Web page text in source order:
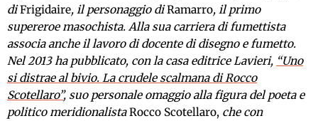
diFrigidaire, il personaggio diRamarro, il primo
supereroe masochista. Alla sua carriera di fumettista
associa anche il lavoro di docente di disegno e fumetto.
Nel 2013 ha pubblicato, con la casa editrice Lavieri, “Uno
si distrae al bivio. La crudele scalmana di Rocco
Scotellaro”, suo personale omaggio alla figura del poeta e
politico meridionalistaRocco Scotellaro, che con